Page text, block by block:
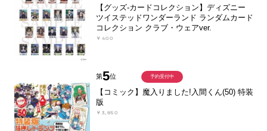
【グッズ-カードコレクション】ディズニー
ツイステッドワンダーランド ランダムカード
コレクション クラブ・ウェアver.
￥400
第5位
【コミック】魔入りました!入間くん(50) 特装
版
￥3,850
予約受付中